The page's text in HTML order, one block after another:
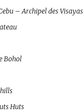
– Archipel des Visayas
Bohol
Huts